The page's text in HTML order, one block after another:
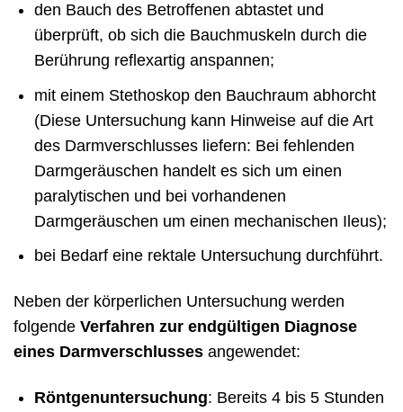
den Bauch des Betroffenen abtastet und
überprüft, ob sich die Bauchmuskeln durch die
Berührung reflexartig anspannen;
mit einem Stethoskop den Bauchraum abhorcht
(Diese Untersuchung kann Hinweise auf die Art
des Darmverschlusses liefern: Bei fehlenden
Darmgeräuschen handelt es sich um einen
paralytischen und bei vorhandenen
Darmgeräuschen um einen mechanischen Ileus);
bei Bedarf eine rektale Untersuchung durchführt.
Neben der körperlichen Untersuchung werden
folgende Verfahren zur endgültigen Diagnose
eines Darmverschlusses angewendet:
Röntgenuntersuchung: Bereits 4 bis 5 Stunden